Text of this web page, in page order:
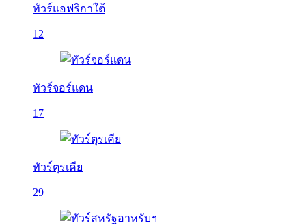
ทัวร์แอฟริกาใต้
12
ทัวร์จอร์แดน
17
ทัวร์ตุรเคีย
29